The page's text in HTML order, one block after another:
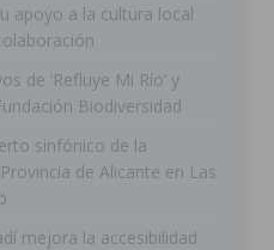
apoyo a la cultura local
de ‘Refluye Mi Río’ y
Biodiversidad
sinfónico de la
de Alicante en Las
mejora la accesibilidad